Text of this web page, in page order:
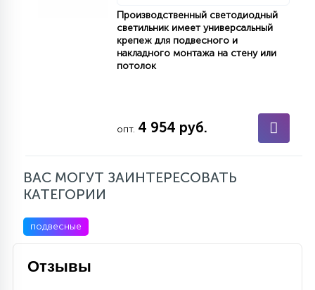
Производственный светодиодный
светильник имеет универсальный
крепеж для подвесного и
накладного монтажа на стену или
потолок
опт. 4 954 руб.
ВАС МОГУТ ЗАИНТЕРЕСОВАТЬ
КАТЕГОРИИ
подвесные
Отзывы